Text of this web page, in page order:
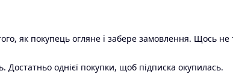
як покупець огляне і забере замовлення. Щось
однієї покупки, щоб підписка окупилась.